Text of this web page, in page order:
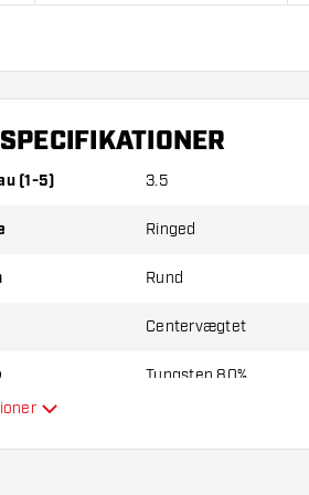
(1-5) 3.5
Ringed
Rund
Centervægtet
Tungsten 80%